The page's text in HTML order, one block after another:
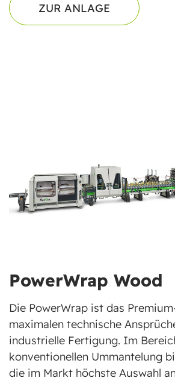
ZUR ANLAGE
PowerWrap Wood
Die PowerWrap ist das
maximalen technische
industrielle Fertigung. Im
konventionellen Ummantelung
die im Markt höchste Auswahl